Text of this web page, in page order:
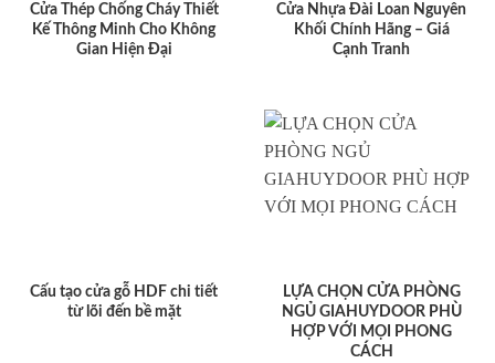
Cửa Thép Chống Cháy Thiết
Kế Thông Minh Cho Không
Gian Hiện Đại
Cửa Nhựa Đài Loan Nguyên
Khối Chính Hãng – Giá
Cạnh Tranh
Cấu tạo cửa gỗ HDF chi tiết
từ lõi đến bề mặt
LỰA CHỌN CỬA PHÒNG
NGỦ GIAHUYDOOR PHÙ
HỢP VỚI MỌI PHONG
CÁCH